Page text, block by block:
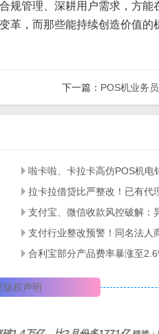
规管理、深耕用户需求，方能
，而那些能持续创造价值的
下一篇： POS机业务
啦卡啦、卡拉卡高仿POS机电
支付行业整改预警！同名法人
合利宝部分产品费率暴涨至
版权声明